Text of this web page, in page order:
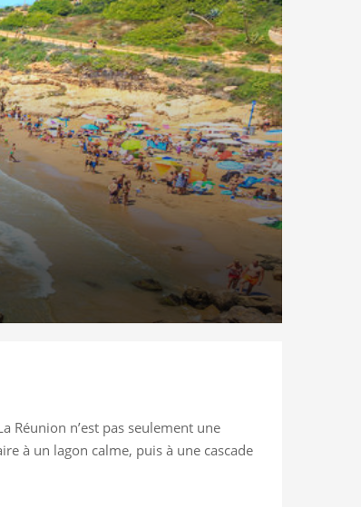
Réunion n’est pas seulement une
à un lagon calme, puis à une cascade